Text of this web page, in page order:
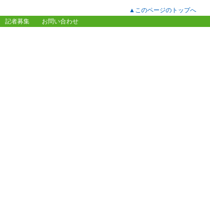
▲このページのトップへ
記者募集 お問い合わせ